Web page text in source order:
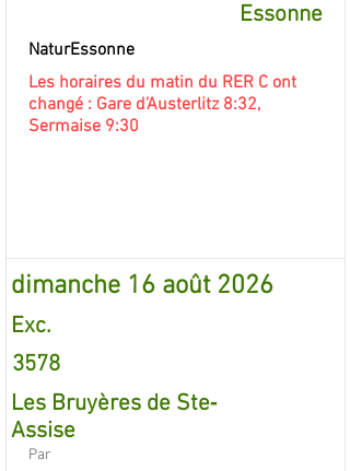
Essonne
NaturEssonne
Les horaires du matin du RER C ont
changé : Gare d’Austerlitz 8:32,
Sermaise 9:30
dimanche 16 août 2026
Exc.
3578
Les Bruyères de Ste‐
Assise
Par